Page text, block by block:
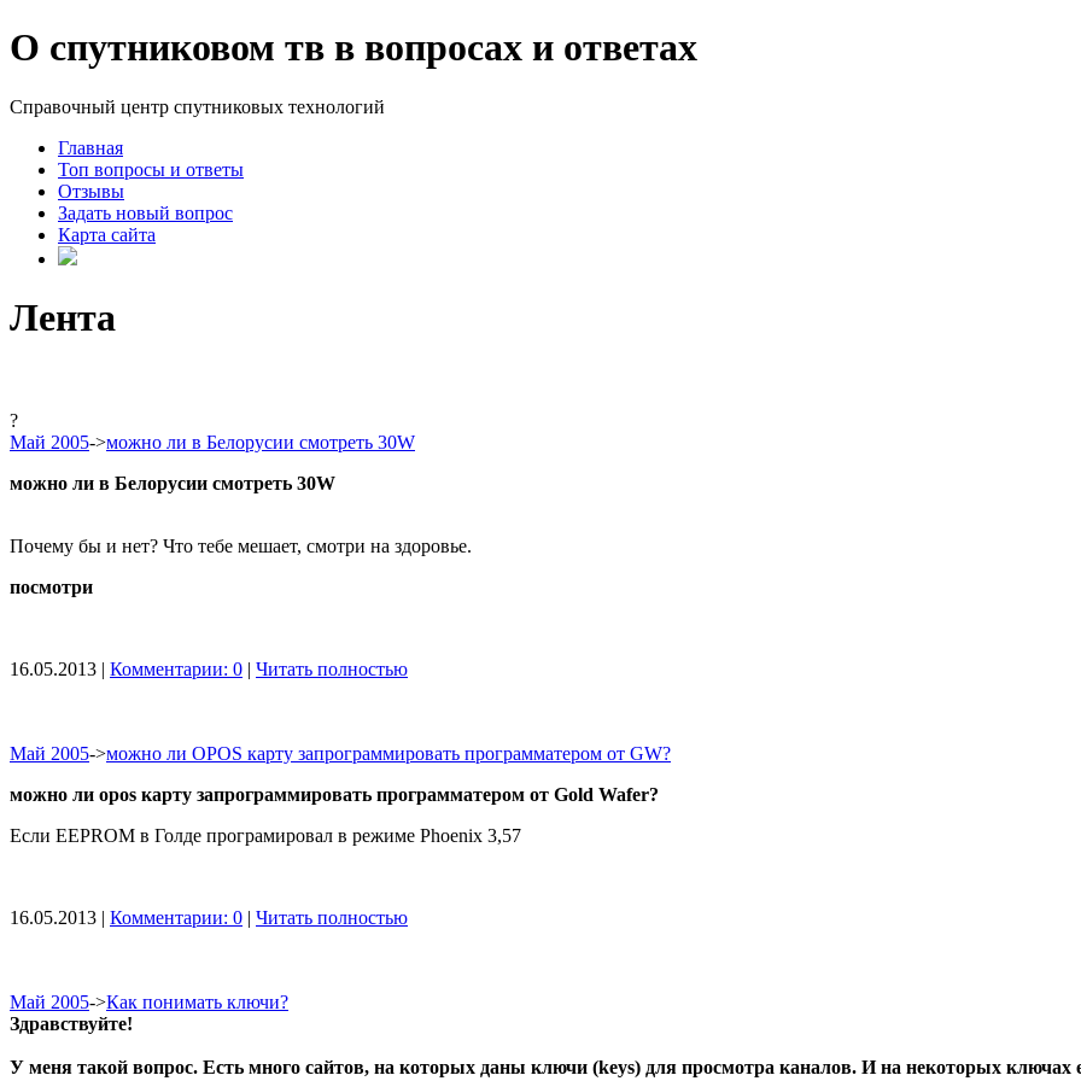
О спутниковом тв в вопросах и ответах
Справочный центр спутниковых технологий
Главная
Топ вопросы и ответы
Отзывы
Задать новый вопрос
Карта сайта
Лента
?
Май 2005->можно ли в Белорусии смотреть 30W
можно ли в Белорусии смотреть 30W
Почему бы и нет? Что тебе мешает, смотри на здоровье.
посмотри
16.05.2013 | Комментарии: 0 | Читать полностью
Май 2005->можно ли OPOS карту запрограммировать программатером от GW?
можно ли opos карту запрограммировать программатером от Gold Wafer?
Если EEPROM в Голде програмировал в режиме Phoenix 3,57
16.05.2013 | Комментарии: 0 | Читать полностью
Май 2005->Как понимать ключи?
Здравствуйте!
У меня такой вопрос. Есть много сайтов, на которых даны ключи (keys) для просмотра каналов. И на некоторых ключах